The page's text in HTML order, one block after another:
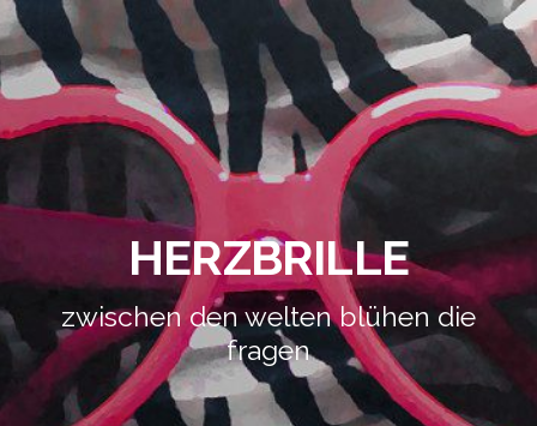
HERZBRILLE
zwischen den welten blühen die
fragen